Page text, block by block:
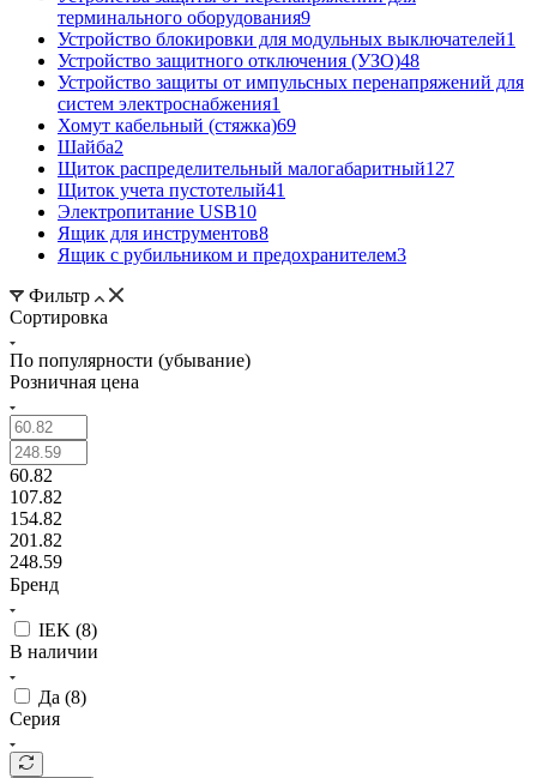
терминального оборудования9
Устройство блокировки для модульных выключателей1
Устройство защитного отключения (УЗО)48
Устройство защиты от импульсных перенапряжений для
систем электроснабжения1
Хомут кабельный (стяжка)69
Шайба2
Щиток распределительный малогабаритный127
Щиток учета пустотелый41
Электропитание USB10
Ящик для инструментов8
Ящик с рубильником и предохранителем3
Фильтр
Сортировка
По популярности (убывание)
Розничная цена
60.82
107.82
154.82
201.82
248.59
Бренд
IEK (8)
В наличии
Да (8)
Серия